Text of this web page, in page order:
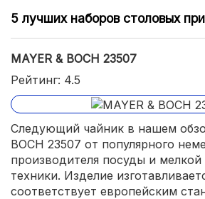
5 лучших наборов столовых
MAYER & BOCH 23507
Рейтинг: 4.5
Следующий чайник в нашем
BOCH 23507 от популярного
производителя посуды и мелкой
техники. Изделие
соответствует европейским